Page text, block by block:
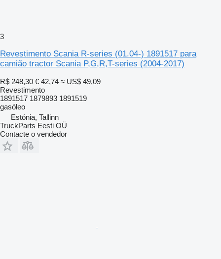
3
Revestimento Scania R-series (01.04-) 1891517 para
camião tractor Scania P,G,R,T-series (2004-2017)
R$ 248,30 € 42,74 ≈ US$ 49,09
Revestimento
1891517 1879893 1891519
gasóleo
Estónia, Tallinn
TruckParts Eesti OÜ
Contacte o vendedor